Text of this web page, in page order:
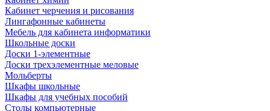
Кабинет черчения и рисования
Лингафонные кабинеты
Мебель для кабинета информатики
Школьные доски
Доски 1-элементные
Доски трехэлементные меловые
Мольберты
Шкафы школьные
Шкафы для учебных пособий
Столы компьютерные